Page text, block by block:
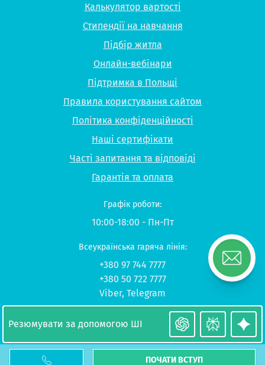
ПОЧАТИ ВСТУП
Калькулятор вартості
Стипендії на навчання
Підбір житла
Онлайн-вебінари
Підтримка в Польщі
Правила користування сайтом
Політика конфіденційності
Наші сертифікати
Часті запитання та відповіді
Гарантія та оплата
© 2026 UP-STUDY «Навчання в Польщі»
Графік роботи:
10:00-18:00 - Пн-Пт
Всеукраїнська гаряча лінія:
+380 97 744 7777
+380 50 722 7777
Viber, Telegram
Резюмувати за допомогою ШІ